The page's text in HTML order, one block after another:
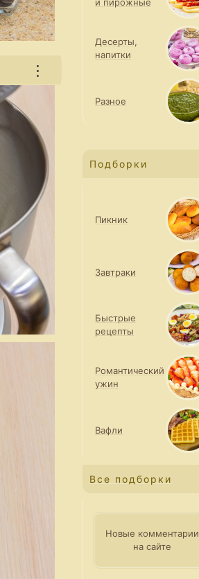
⋮
Десерты,
напитки
Разное
Подборки
Пикник
Завтраки
Быстрые
рецепты
Романтический
ужин
Вафли
Все подборки
Новые комментарии
на сайте